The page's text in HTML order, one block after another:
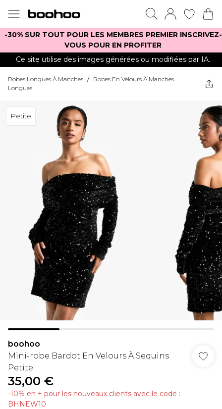
-30% SUR TOUT POUR LES MEMBRES PREMIER INSCRIVEZ-
VOUS POUR EN PROFITER
Ce site utilise des images générées ou modifiées par IA.
Robes Longues À Manches / Robes En Velours À Manches
Longues
Petite
boohoo
Mini-robe Bardot En Velours À Sequins
Petite
35,00 €
-10% en + pour les nouveaux clients avec le code :
BHNEW10